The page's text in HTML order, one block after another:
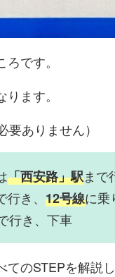
です。
ます。
要ありません）
「西安路」駅まで
行き、 12号線に乗
行き、下車
のSTEPを解説し